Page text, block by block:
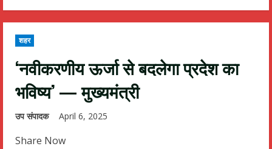
शहर
‘नवीकरणीय ऊर्जा से बदलेगा प्रदेश का
भविष्य’ — मुख्यमंत्री
उप संपादक April 6, 2025
Share Now